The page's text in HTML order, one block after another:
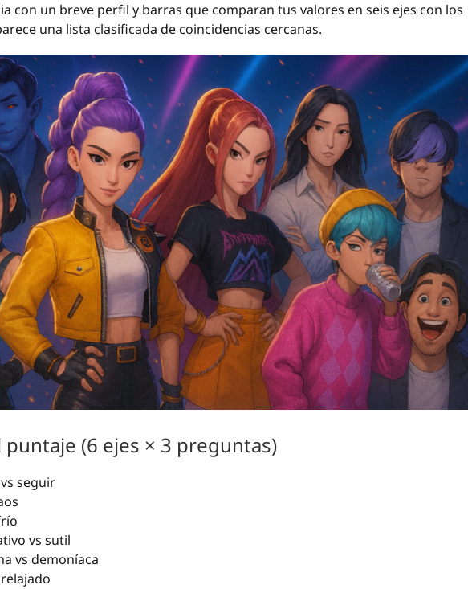
con un breve perfil y barras que comparan tus valores en seis ejes con los
una lista clasificada de coincidencias cercanas.
(6 ejes × 3 preguntas)
seguir
vs sutil
vs demoníaca